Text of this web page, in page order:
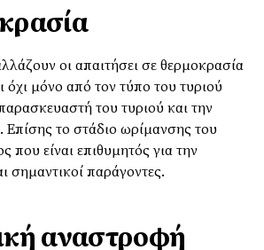
οι απαιτήσει σε θερμοκρασία
όχι μόνο από τον τύπο του τυριού
του τυριού και την
το στάδιο ωρίμανσης του
που είναι επιθυμητός για την
σημαντικοί παράγοντες.
αναστροφή